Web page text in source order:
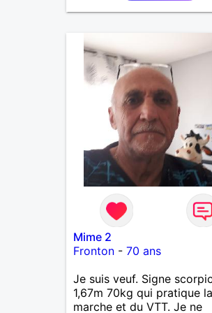
Mime 2
Fronton- 70 ans
Je suis veuf. Signe
1,67m 70kg qui pratique la
marche et du VTT. Je ne